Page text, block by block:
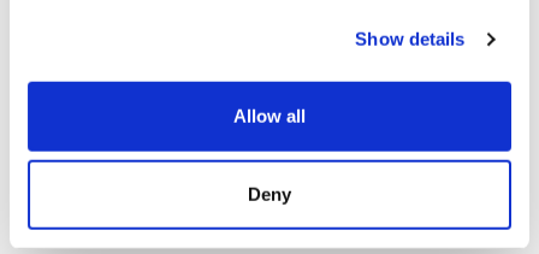
Show details
Allow all
Deny
Diners信用卡
各種信用卡
設施服務